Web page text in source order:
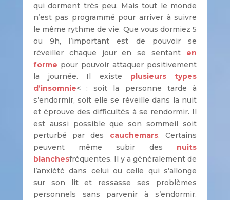
qui dorment très peu. Mais tout le monde
n’est pas programmé pour arriver à suivre
le même rythme de vie. Que vous dormiez 5
ou 9h, l’important est de pouvoir se
réveiller chaque jour en se sentant en
forme pour pouvoir attaquer positivement
la journée. Il existe plusieurs types
d’insomnie< : soit la personne tarde à
s’endormir, soit elle se réveille dans la nuit
et éprouve des difficultés à se rendormir. Il
est aussi possible que son sommeil soit
perturbé par des cauchemars. Certains
peuvent même subir des nuits
blanchesfréquentes. Il y a généralement de
l’anxiété dans celui ou celle qui s’allonge
sur son lit et ressasse ses problèmes
personnels sans parvenir à s’endormir.